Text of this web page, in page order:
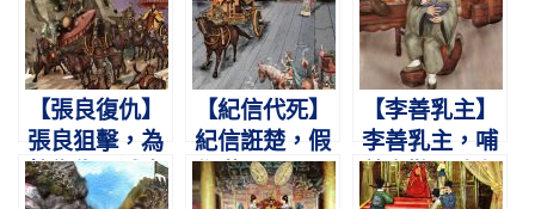
【張良復仇】
張良狙擊，為
韓復仇。滅秦
【紀信代死】
紀信誑楚，假
作漢王。易服
【李善乳主】
李善乳主，哺
養辛勤。雖在